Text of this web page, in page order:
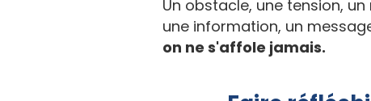
Un obstacle, une tension, un
une information, un
on ne s'affole jamais.